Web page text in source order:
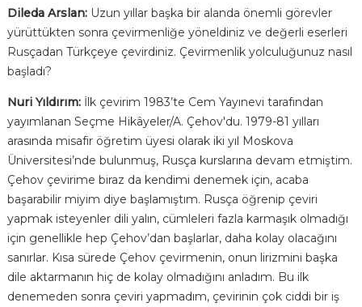
Dileda Arslan: Uzun yıllar başka bir alanda önemli görevler
yürüttükten sonra çevirmenliğe yöneldiniz ve değerli eserleri
Rusçadan Türkçeye çevirdiniz. Çevirmenlik yolculuğunuz nasıl
başladı?
Nuri Yıldırım: İlk çevirim 1983’te Cem Yayınevi tarafından
yayımlanan Seçme Hikâyeler/A. Çehov'du. 1979-81 yılları
arasında misafir öğretim üyesi olarak iki yıl Moskova
Üniversitesi’nde bulunmuş, Rusça kurslarına devam etmiştim.
Çehov çevirime biraz da kendimi denemek için, acaba
başarabilir miyim diye başlamıştım. Rusça öğrenip çeviri
yapmak isteyenler dili yalın, cümleleri fazla karmaşık olmadığı
için genellikle hep Çehov’dan başlarlar, daha kolay olacağını
sanırlar. Kısa sürede Çehov çevirmenin, onun lirizmini başka
dile aktarmanın hiç de kolay olmadığını anladım. Bu ilk
denemeden sonra çeviri yapmadım, çevirinin çok ciddi bir iş